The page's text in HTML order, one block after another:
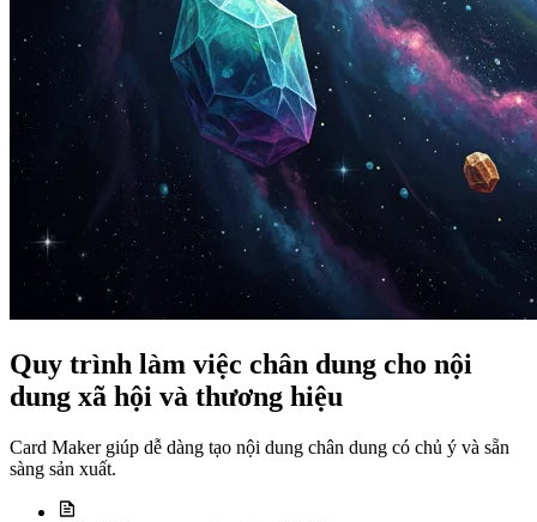
Quy trình làm việc chân dung cho nội
dung xã hội và thương hiệu
Card Maker giúp dễ dàng tạo nội dung chân dung có chủ ý và sẵn
sàng sản xuất.